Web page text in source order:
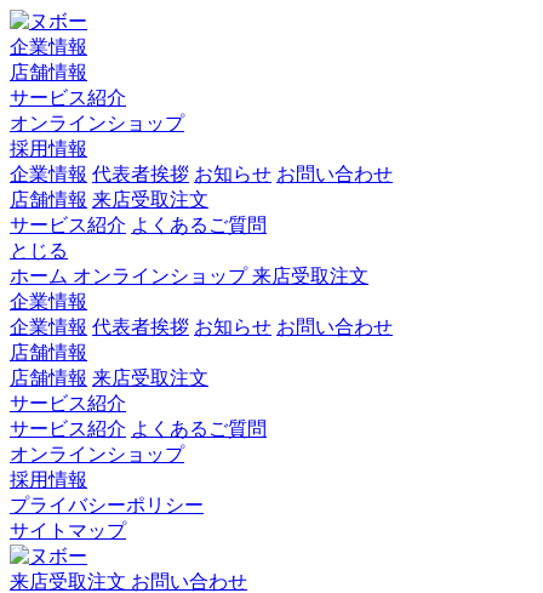
企業情報
店舗情報
サービス紹介
オンラインショップ
採用情報
企業情報 代表者挨拶 お知らせ お問い合わせ
店舗情報 来店受取注文
サービス紹介 よくあるご質問
とじる
ホーム オンラインショップ来店受取注文
企業情報
企業情報 代表者挨拶 お知らせ お問い合わせ
店舗情報
店舗情報 来店受取注文
サービス紹介
サービス紹介 よくあるご質問
オンラインショップ
採用情報
プライバシーポリシー
サイトマップ
来店受取注文 お問い合わせ